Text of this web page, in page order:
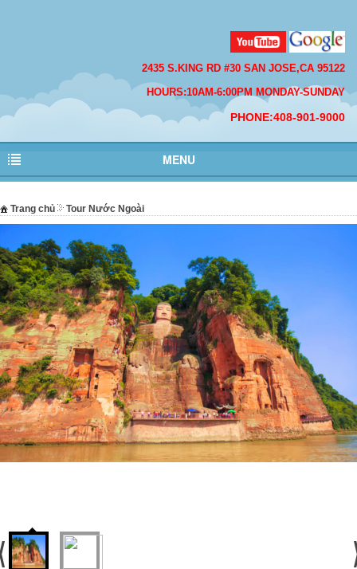
2435 S.KING RD #30 SAN JOSE,CA 95122
HOURS:10AM-6:00PM MONDAY-SUNDAY
PHONE:408-901-9000
MENU
Trang chủ Tour Nước Ngoài